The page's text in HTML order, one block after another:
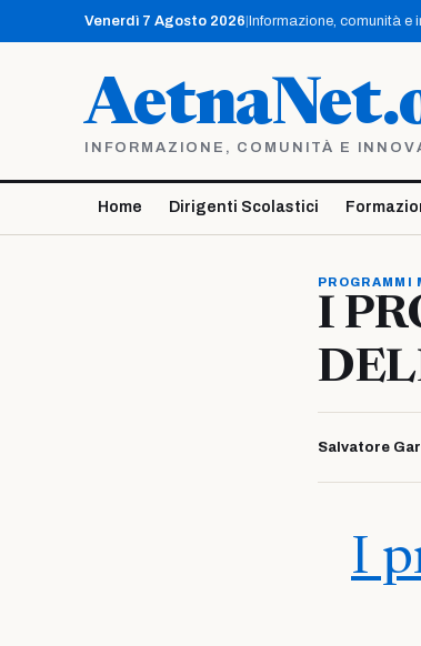
contenuto
Venerdì 7 Agosto 2026 Informazione, comunità
INFORMAZIONE, COMUNITÀ E
Home Dirigenti Scolastici
I
Salvatore
I